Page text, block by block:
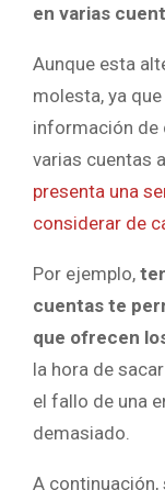
en varias
Aunque esta
molesta, ya
información de
varias cuentas
presenta una
considerar de
Por ejemplo,
cuentas te
que ofrecen
la hora de
el fallo de una
demasiado.
A